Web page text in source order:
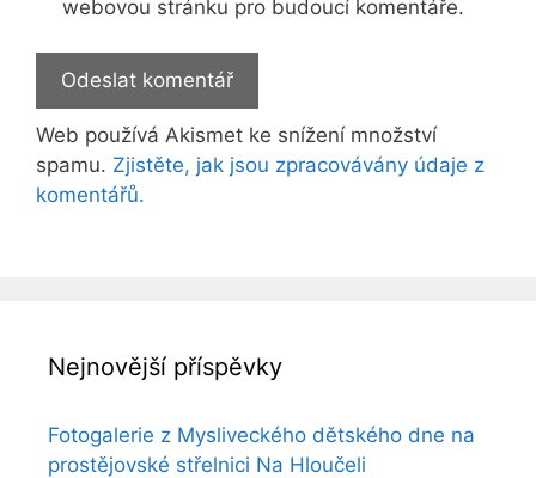
webovou stránku pro budoucí komentáře.
Web používá Akismet ke snížení množství
spamu. Zjistěte, jak jsou zpracovávány údaje z
komentářů.
Nejnovější příspěvky
Fotogalerie z Mysliveckého dětského dne na
prostějovské střelnici Na Hloučeli